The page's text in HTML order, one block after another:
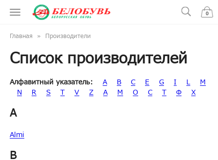
0
Главная Производители
Список производителей
Алфавитный указатель: A B C E G I L
M
N
R S T V Z А М О С Т Ф Х
A
Almi
B